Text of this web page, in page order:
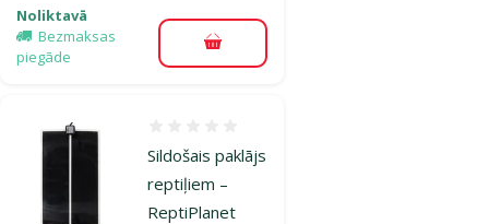
Noliktavā
Bezmaksas
piegāde
Pievienot grozam
Sildošais paklājs
reptiļiem –
ReptiPlanet